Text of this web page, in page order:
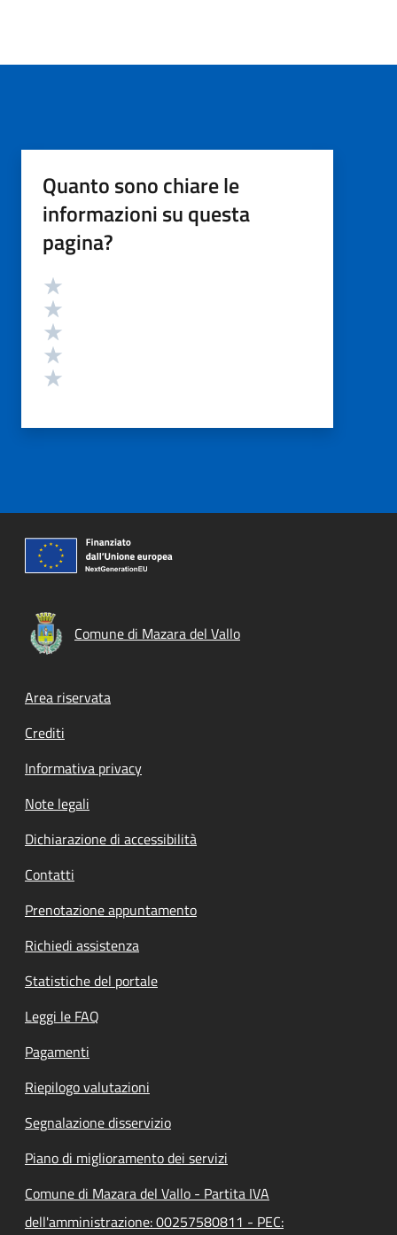
Quanto sono chiare le
informazioni su questa
pagina?
Valutazione
Comune di Mazara del Vallo
Footer menu
Area riservata
Crediti
Informativa privacy
Note legali
Dichiarazione di accessibilità
Contatti
Prenotazione appuntamento
Richiedi assistenza
Statistiche del portale
Leggi le FAQ
Pagamenti
Riepilogo valutazioni
Segnalazione disservizio
Piano di miglioramento dei servizi
Comune di Mazara del Vallo - Partita IVA
dell'amministrazione: 00257580811 - PEC: